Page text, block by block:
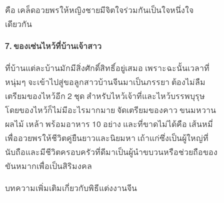
คือ เคล็ดอวยพรให้หญิงชายมีจิตใจร่วมกันเป็นใจหนึ่งใจ
เดียวกัน
7. ของเซ่นไหว้ที่บ้านเจ้าสาว
ที่บ้านแต่ละบ้านมักมีสิ่งศักดิ์สิทธิ์อยู่เสมอ เพราะฉะนั้นเวลาที่
หนุ่มๆ จะเข้าไปสู่ขอลูกสาวบ้านจีนมาเป็นภรรยา ต้องไม่ลืม
เตรียมของไหว้อีก 2 ชุด สำหรับไหว้เจ้าที่และไหว้บรรพบุรุษ
โดยของไหว้ก็ไม่มีอะไรมากมาย จัดเตรียมของคาว ขนมหวาน
ผลไม้ เหล้า พร้อมอาหาร 10 อย่าง และที่ขาดไม่ได้คือ เส้นหมี่
เพื่ออวยพรให้ชีวิตคู่ยืนยาวและนิยมหา เถ้าแก่ซึ่งเป็นผู้ใหญ่ที่
นับถือและมีชีวิตครอบครัวที่ดีมาเป็นผู้นำขบวนหรือช่วยถือของ
ขันหมากเพื่อเป็นสิริมงคล
บทความเพิ่มเติมเกี่ยวกับพิธีแต่งงานจีน